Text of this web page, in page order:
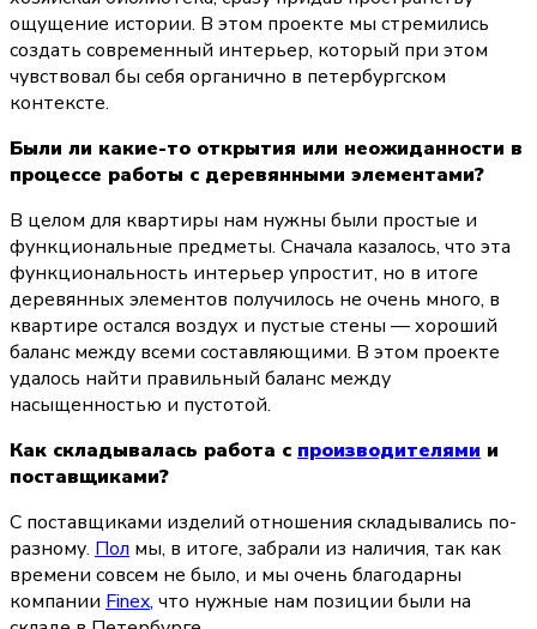
ощущение истории. В этом проекте мы стремились
создать современный интерьер, который при этом
чувствовал бы себя органично в петербургском
контексте.
Были ли какие-то открытия или неожиданности в
процессе работы с деревянными элементами?
В целом для квартиры нам нужны были простые и
функциональные предметы. Сначала казалось, что эта
функциональность интерьер упростит, но в итоге
деревянных элементов получилось не очень много, в
квартире остался воздух и пустые стены — хороший
баланс между всеми составляющими. В этом проекте
удалось найти правильный баланс между
насыщенностью и пустотой.
Как складывалась работа с производителями и
поставщиками?
С поставщиками изделий отношения складывались по-
разному. Пол мы, в итоге, забрали из наличия, так как
времени совсем не было, и мы очень благодарны
компании Finex, что нужные нам позиции были на